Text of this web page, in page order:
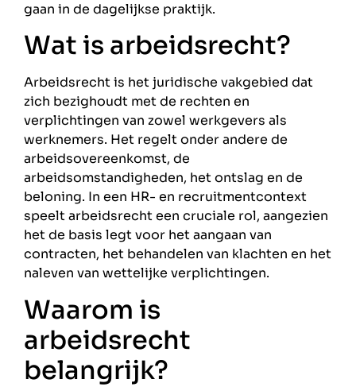
gaan in de dagelijkse praktijk.
Wat is arbeidsrecht?
Arbeidsrecht is het juridische vakgebied dat
zich bezighoudt met de rechten en
verplichtingen van zowel werkgevers als
werknemers. Het regelt onder andere de
arbeidsovereenkomst, de
arbeidsomstandigheden, het ontslag en de
beloning. In een HR- en recruitmentcontext
speelt arbeidsrecht een cruciale rol, aangezien
het de basis legt voor het aangaan van
contracten, het behandelen van klachten en het
naleven van wettelijke verplichtingen.
Waarom is
arbeidsrecht
belangrijk?